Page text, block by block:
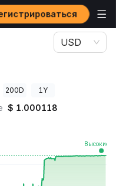
USD
200D 1Y
$ 1.000118